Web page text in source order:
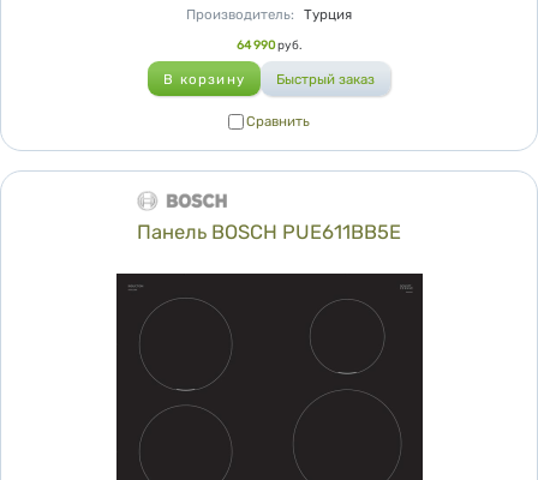
Производитель: Турция
64 990 руб.
Сравнить
Панель BOSCH PUE611BB5E